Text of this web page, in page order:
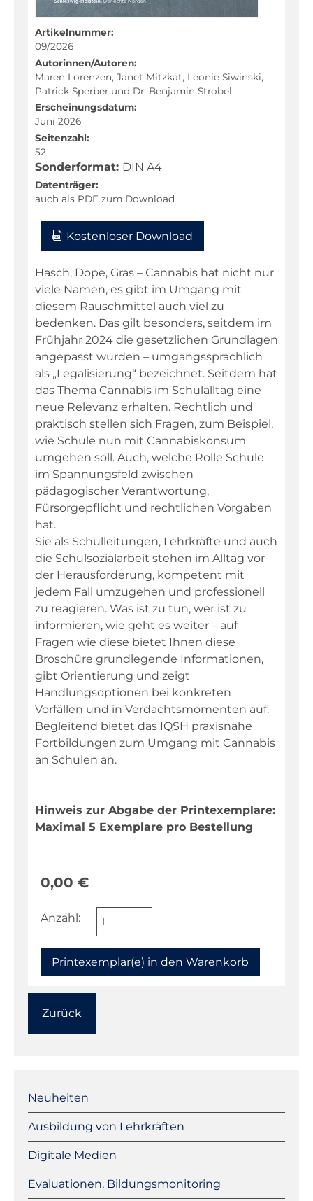
Artikelnummer:
09/2026
Autorinnen/Autoren:
Maren Lorenzen, Janet Mitzkat, Leonie Siwinski,
Patrick Sperber und Dr. Benjamin Strobel
Erscheinungsdatum:
Juni 2026
Seitenzahl:
52
Sonderformat: DIN A4
Datenträger:
auch als PDF zum Download
Kostenloser Download
Hasch, Dope, Gras – Cannabis hat nicht nur
viele Namen, es gibt im Umgang mit
diesem Rauschmittel auch viel zu
bedenken. Das gilt besonders, seitdem im
Frühjahr 2024 die gesetzlichen Grundlagen
angepasst wurden – umgangssprachlich
als „Legalisierung“ bezeichnet. Seitdem hat
das Thema Cannabis im Schulalltag eine
neue Relevanz erhalten. Rechtlich und
praktisch stellen sich Fragen, zum Beispiel,
wie Schule nun mit Cannabiskonsum
umgehen soll. Auch, welche Rolle Schule
im Spannungsfeld zwischen
pädagogischer Verantwortung,
Fürsorgepflicht und rechtlichen Vorgaben
hat.
Sie als Schulleitungen, Lehrkräfte und auch
die Schulsozialarbeit stehen im Alltag vor
der Herausforderung, kompetent mit
jedem Fall umzugehen und professionell
zu reagieren. Was ist zu tun, wer ist zu
informieren, wie geht es weiter – auf
Fragen wie diese bietet Ihnen diese
Broschüre grundlegende Informationen,
gibt Orientierung und zeigt
Handlungsoptionen bei konkreten
Vorfällen und in Verdachtsmomenten auf.
Begleitend bietet das IQSH praxisnahe
Fortbildungen zum Umgang mit Cannabis
an Schulen an.
Hinweis zur Abgabe der Printexemplare:
Maximal 5 Exemplare pro Bestellung
0,00 €
Anzahl:
Zurück
überspringen
Neuheiten
Ausbildung von Lehrkräften
Digitale Medien
Evaluationen, Bildungsmonitoring